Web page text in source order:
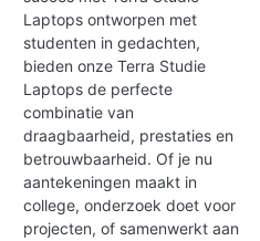
Laptops ontworpen met
studenten in gedachten,
bieden onze Terra Studie
Laptops de perfecte
combinatie van
draagbaarheid, prestaties en
betrouwbaarheid. Of je nu
aantekeningen maakt in
college, onderzoek doet voor
projecten, of samenwerkt aan